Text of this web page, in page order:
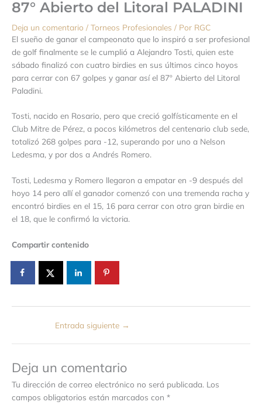
87° Abierto del Litoral PALADINI
Deja un comentario / Torneos Profesionales / Por RGC
El sueño de ganar el campeonato que lo inspiró a ser profesional
de golf finalmente se le cumplió a Alejandro Tosti, quien este
sábado finalizó con cuatro birdies en sus últimos cinco hoyos
para cerrar con 67 golpes y ganar así el 87º Abierto del Litoral
Paladini.
Tosti, nacido en Rosario, pero que creció golfísticamente en el
Club Mitre de Pérez, a pocos kilómetros del centenario club sede,
totalizó 268 golpes para -12, superando por uno a Nelson
Ledesma, y por dos a Andrés Romero.
Tosti, Ledesma y Romero llegaron a empatar en -9 después del
hoyo 14 pero allí el ganador comenzó con una tremenda racha y
encontró birdies en el 15, 16 para cerrar con otro gran birdie en
el 18, que le confirmó la victoria.
Compartir contenido
Entrada siguiente →
Deja un comentario
Tu dirección de correo electrónico no será publicada. Los
campos obligatorios están marcados con *